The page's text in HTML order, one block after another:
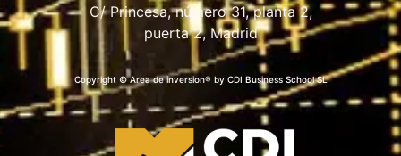
C/ Princesa, número 31, planta 2,
puerta 2, Madrid
Copyright © Area de inversion® by CDI Business School SL